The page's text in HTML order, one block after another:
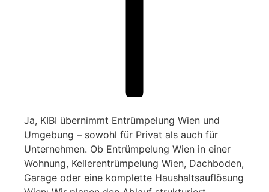
Ja, KIBI übernimmt Entrümpelung Wien und
Umgebung – sowohl für Privat als auch für
Unternehmen. Ob Entrümpelung Wien in einer
Wohnung, Kellerentrümpelung Wien, Dachboden,
Garage oder eine komplette Haushaltsauflösung